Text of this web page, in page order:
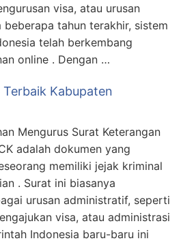
visa, atau urusan
beberapa tahun terakhir, sistem
telah berkembang
online . Dengan …
Terbaik Kabupaten
Mengurus Surat Keterangan
adalah dokumen yang
memiliki jejak kriminal
. Surat ini biasanya
urusan administratif, seperti
visa, atau administrasi
Indonesia baru-baru ini